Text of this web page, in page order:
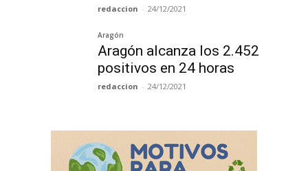
redaccion - 24/12/2021
Aragón
Aragón alcanza los 2.452
positivos en 24 horas
redaccion - 24/12/2021